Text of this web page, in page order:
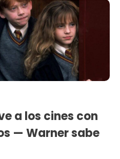
a los cines con
— Warner sabe